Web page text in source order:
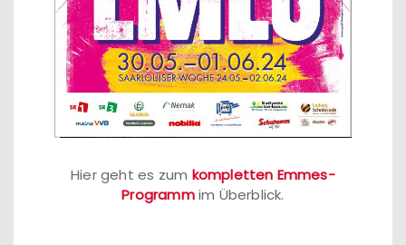
Hier geht es zum kompletten Emmes-
Programmim Überblick.